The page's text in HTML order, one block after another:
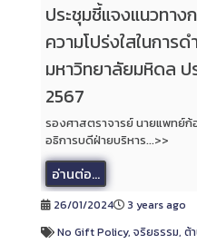
ประชุมชี้แจงแนวทาง
ความโปร่งใสในการ
มหาวิทยาลัยมหิดล
2567
รองศาสตราจารย์ นายแพทย์
อธิการบดีฝ่ายบริหาร...>>
อ่านต่อ...
26/01/2024
3 years ago
No Gift Policy, จริยธรรม, ต้